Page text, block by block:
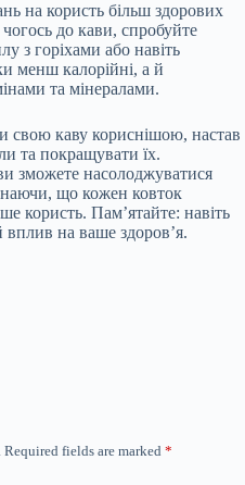
на користь більш здорових
до кави, спробуйте
з горіхами або навіть
менш калорійні, а й
та мінералами.
свою каву кориснішою, настав
та покращувати їх.
зможете насолоджуватися
що кожен ковток
користь. Пам’ятайте: навіть
на ваше здоров’я.
Required fields are marked *